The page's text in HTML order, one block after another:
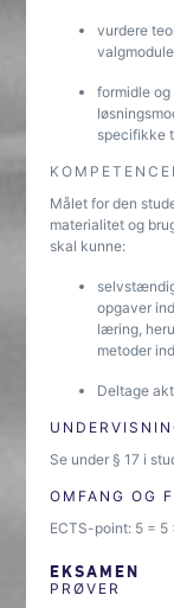
vurdere
formidle
specifikke
Målet for den
materialitet og
skal kunne:
opgaver
læring,
metoder
Deltage
Se under § 17 i
OMFANG OG
ECTS-point: 5 = 5
EKSAMEN
PRØVER